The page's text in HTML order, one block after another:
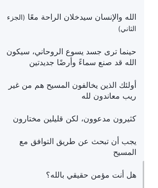
الله والإنسان سيدخلان الراحة معًا (الجزء
الثاني)
حينما ترى جسد يسوع الروحاني، سيكون
الله قد صنع سماءً وأرضًا جديدتين
أولئك الذين يخالفون المسيح هم من غير
ريب معاندون لله
كثيرون مدعوون، لكن قليلين مختارون
يجب أن تبحث عن طريق التوافق مع
المسيح
هل أنت مؤمن حقيقي بالله؟